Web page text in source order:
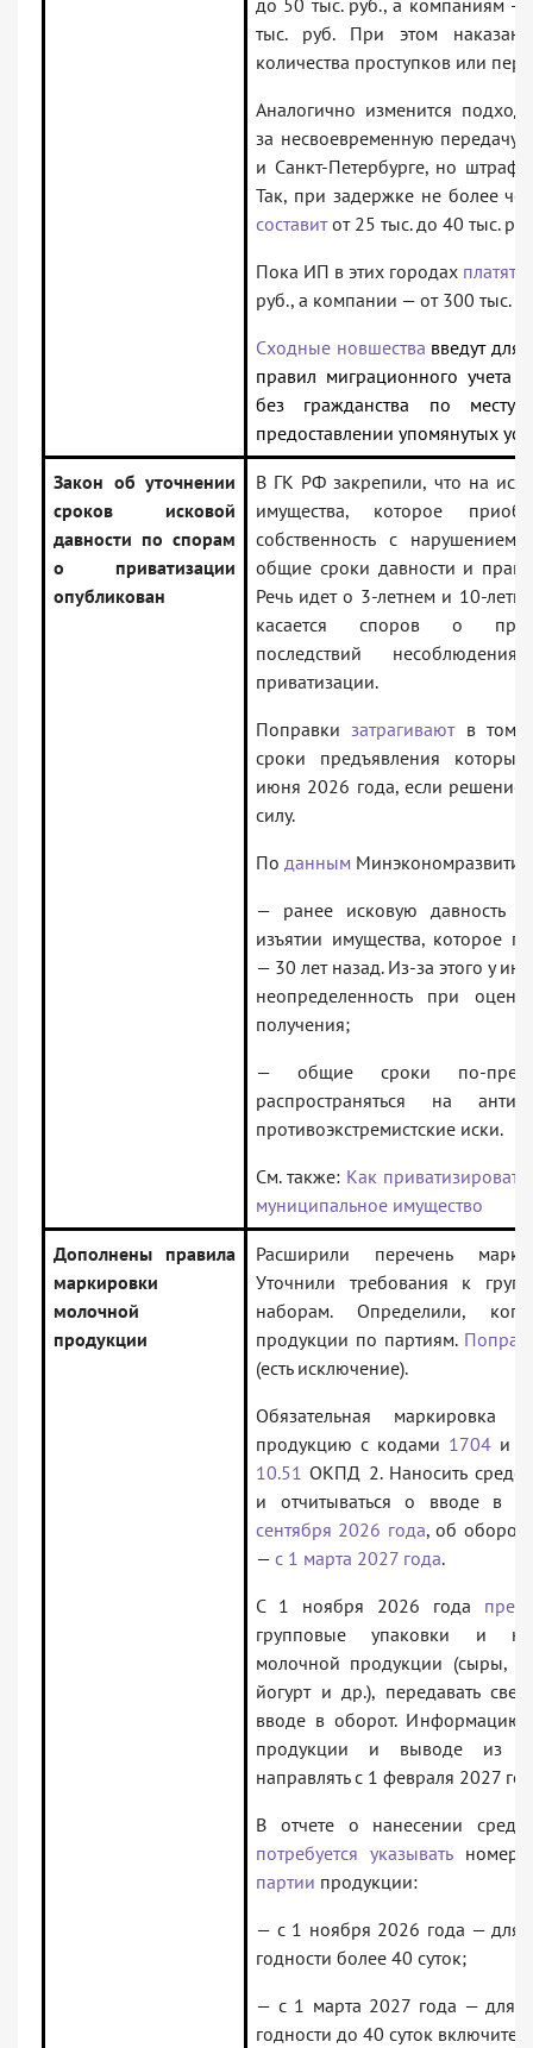
до 50 тыс. руб., а компаниям —
тыс. руб. При этом
количества проступков или
Аналогично изменится подход
за несвоевременную передачу
и Санкт-Петербурге, но
Так, при задержке не более
составитот 25 тыс. до 40 тыс.
Пока ИП в этих городах платят
руб., а компании — от 300 тыс.
Сходные новшества введут для
правил миграционного учета
без гражданства по месту
предоставлении упомянутых
Закон об уточнении
сроков исковой
давности по спорам
о приватизации
опубликован
В ГК РФ закрепили, что на
имущества, которое
собственность с нарушением,
общие сроки давности и
Речь идет о 3-летнем и 10-
касается споров о
последствий
приватизации.
Поправкизатрагиваютв том
сроки предъявления
июня 2026 года, если решение
силу.
По данным
— ранее исковую давность
изъятии имущества, которое
— 30 лет назад. Из-за этого у
неопределенность при
получения;
— общие сроки по-
распространяться на
противоэкстремистские иски.
См. также: Как
муниципальное имущество
Дополнены правила
маркировки
молочной
продукции
Расширили перечень
Уточнили требования к
наборам. Определили,
продукции по партиям.
(есть исключение).
Обязательная маркировка
продукцию с кодами 1704и
10.51 ОКПД 2. Наносить
и отчитываться о вводе в
сентября 2026 года, об
— с 1 марта 2027 года.
С 1 ноября 2026 года
групповые упаковки и
молочной продукции (сыры,
йогурт и др.), передавать
вводе в оборот. Информацию
продукции и выводе из
направлять с 1 февраля 2027
В отчете о нанесении
потребуется указыватьномер
партии продукции:
— с 1 ноября 2026 года — для
годности более 40 суток;
— с 1 марта 2027 года — для
годности до 40 суток